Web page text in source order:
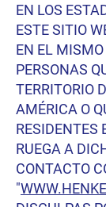
EN LOS
ESTE SITIO
EN EL MISMO
PERSONAS
TERRITORIO
AMÉRICA O
RESIDENTES
RUEGA A
CONTACTO
"